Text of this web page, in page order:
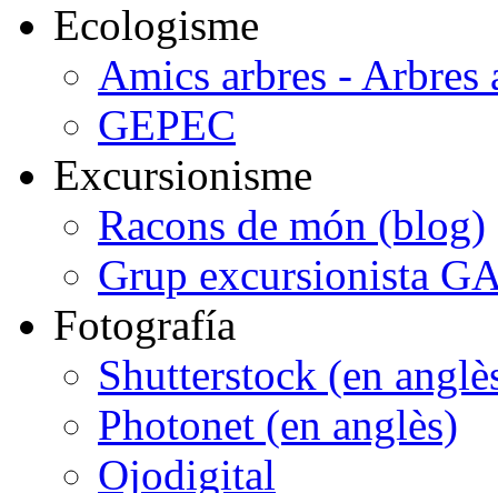
Ecologisme
Amics arbres - Arbres
GEPEC
Excursionisme
Racons de món (blog)
Grup excursionista
Fotografía
Shutterstock (en
Photonet (en anglès)
Ojodigital